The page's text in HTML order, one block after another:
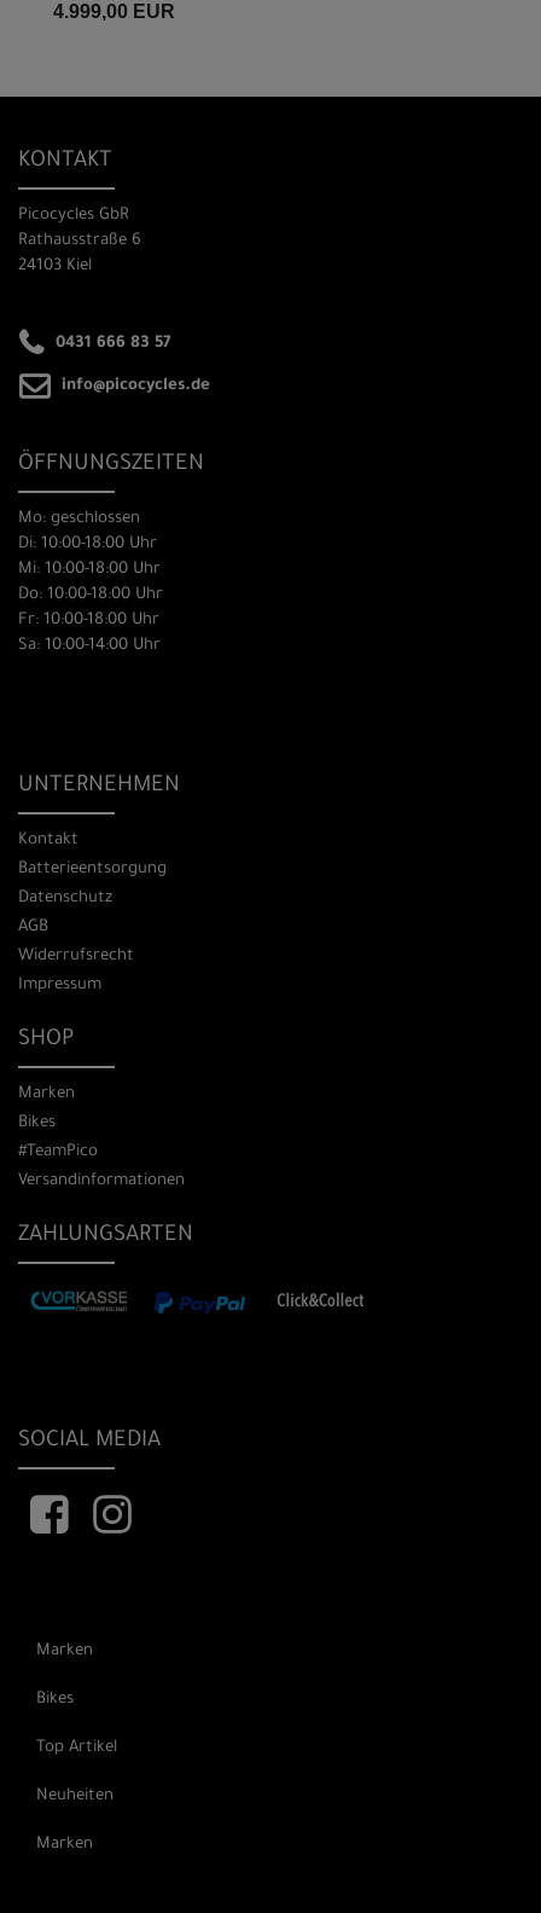
4.999,00 EUR
KONTAKT
Picocycles GbR
Rathausstraße 6
24103 Kiel
0431 666 83 57
info@picocycles.de
ÖFFNUNGSZEITEN
Mo: geschlossen
Di: 10:00-18:00 Uhr
Mi: 10:00-18:00 Uhr
Do: 10:00-18:00 Uhr
Fr: 10:00-18:00 Uhr
Sa: 10:00-14:00 Uhr
UNTERNEHMEN
Kontakt
Batterieentsorgung
Datenschutz
AGB
Widerrufsrecht
Impressum
SHOP
Marken
Bikes
#TeamPico
Versandinformationen
ZAHLUNGSARTEN
SOCIAL MEDIA
Marken
Bikes
Top Artikel
Neuheiten
Marken